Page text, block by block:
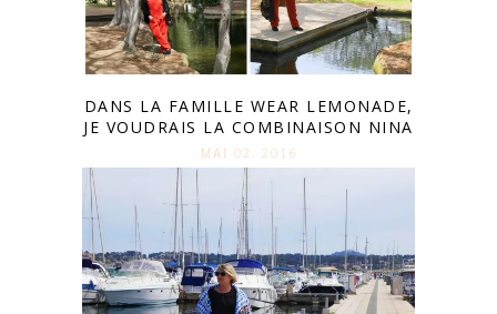
DANS LA FAMILLE WEAR LEMONADE,
JE VOUDRAIS LA COMBINAISON NINA
MAI 02. 2016